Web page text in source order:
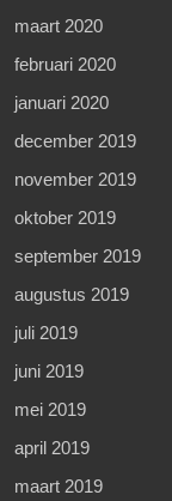
maart 2020
februari 2020
januari 2020
december 2019
november 2019
oktober 2019
september 2019
augustus 2019
juli 2019
juni 2019
mei 2019
april 2019
maart 2019